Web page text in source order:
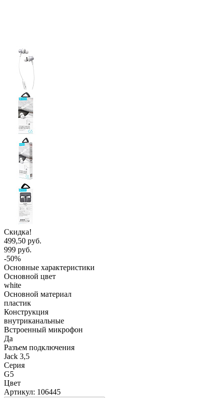
Скидка!
499,50 руб.
999 руб.
-50%
Основные характеристики
Основной цвет
white
Основной материал
пластик
Конструкция
внутриканальные
Встроенный микрофон
Да
Разъем подключения
Jack 3,5
Серия
G5
Цвет
Артикул: 106445